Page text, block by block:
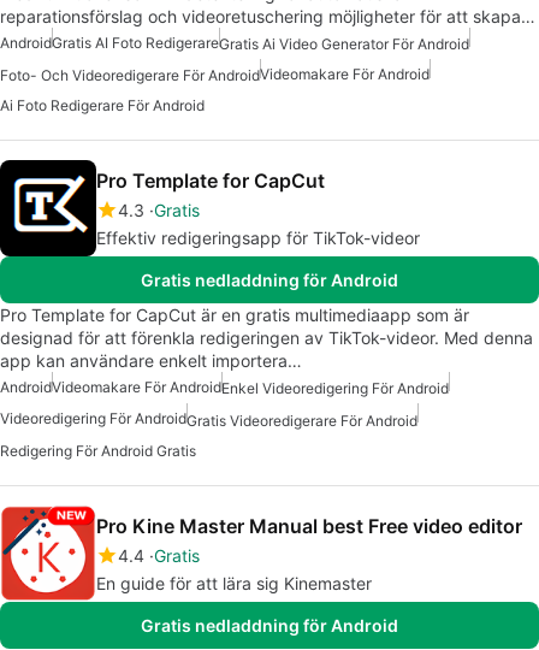
reparationsförslag och videoretuschering möjligheter för att skapa…
AndroidGratis AI Foto RedigerareGratis Ai Video Generator För Android
Foto- Och Videoredigerare För AndroidVideomakare För Android
Ai Foto Redigerare För Android
Pro Template for CapCut
4.3 Gratis
Effektiv redigeringsapp för TikTok-videor
Gratis nedladdning för Android
Pro Template for CapCut är en gratis multimediaapp som är
designad för att förenkla redigeringen av TikTok-videor. Med denna
app kan användare enkelt importera…
AndroidVideomakare För AndroidEnkel Videoredigering För Android
Videoredigering För AndroidGratis Videoredigerare För Android
Redigering För Android Gratis
Pro Kine Master Manual best Free video editor
4.4 Gratis
En guide för att lära sig Kinemaster
Gratis nedladdning för Android